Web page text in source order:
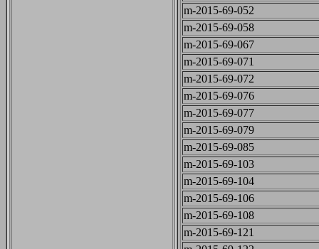
m-2015-69-052
m-2015-69-058
m-2015-69-067
m-2015-69-071
m-2015-69-072
m-2015-69-076
m-2015-69-077
m-2015-69-079
m-2015-69-085
m-2015-69-103
m-2015-69-104
m-2015-69-106
m-2015-69-108
m-2015-69-121